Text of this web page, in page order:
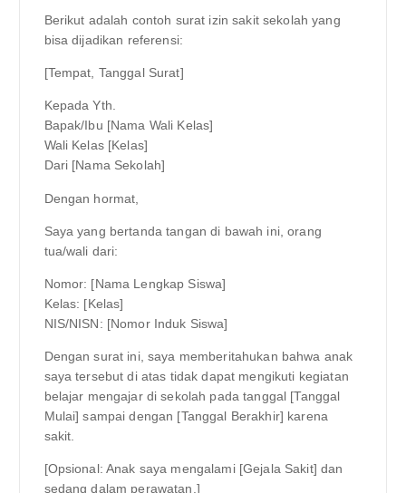
Berikut adalah contoh surat izin sakit sekolah yang
bisa dijadikan referensi:
[Tempat, Tanggal Surat]
Kepada Yth.
Bapak/Ibu [Nama Wali Kelas]
Wali Kelas [Kelas]
Dari [Nama Sekolah]
Dengan hormat,
Saya yang bertanda tangan di bawah ini, orang
tua/wali dari:
Nomor: [Nama Lengkap Siswa]
Kelas: [Kelas]
NIS/NISN: [Nomor Induk Siswa]
Dengan surat ini, saya memberitahukan bahwa anak
saya tersebut di atas tidak dapat mengikuti kegiatan
belajar mengajar di sekolah pada tanggal [Tanggal
Mulai] sampai dengan [Tanggal Berakhir] karena
sakit.
[Opsional: Anak saya mengalami [Gejala Sakit] dan
sedang dalam perawatan.]